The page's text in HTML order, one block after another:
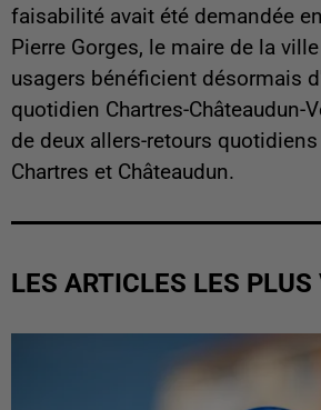
faisabilité avait été demandée
Pierre Gorges, le maire de la
usagers bénéficient désormais
quotidien Chartres-Châteaudun-
de deux allers-retours
Chartres et Châteaudun.
LES ARTICLES LES PLUS